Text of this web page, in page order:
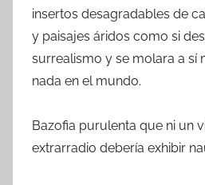
insertos desagradables de
y paisajes áridos como si
surrealismo y se molara a sí
nada en el mundo.
Bazofia purulenta que ni un
extrarradio debería exhibir